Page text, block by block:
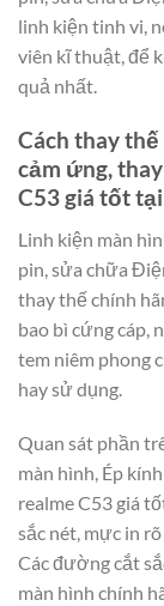
linh kiện tinh vi,
viên kĩ thuật, để
quả nhất.
Cách thay
cảm ứng,
C53 giá tốt
Linh kiện màn
pin, sửa chữa
thay thế chính
bao bì cứng cáp,
tem niêm phong
hay sử dụng.
Quan sát phần
màn hình, Ép
realme C53 giá
sắc nét, mực in
Các đường cắt
màn hình chính